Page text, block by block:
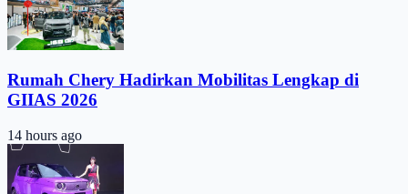
Rumah Chery Hadirkan Mobilitas Lengkap di
GIIAS 2026
14 hours ago